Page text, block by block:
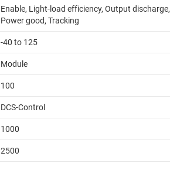
Enable, Light-load efficiency, Output discharge,
Power good, Tracking
-40 to 125
Module
100
DCS-Control
1000
2500